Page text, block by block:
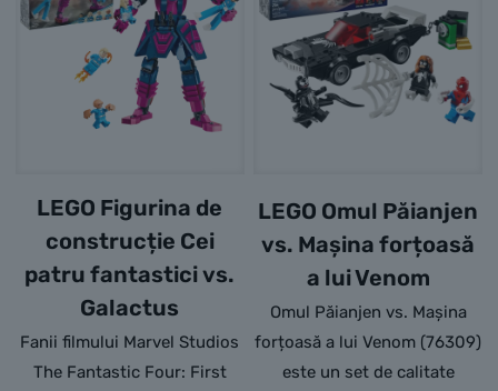
LEGO Figurina de
construcție Cei
patru fantastici vs.
Galactus
Fanii filmului Marvel Studios
The Fantastic Four: First
LEGO Omul Păianjen
vs. Mașina forțoasă
a lui Venom
Omul Păianjen vs. Mașina
forțoasă a lui Venom (76309)
este un set de calitate